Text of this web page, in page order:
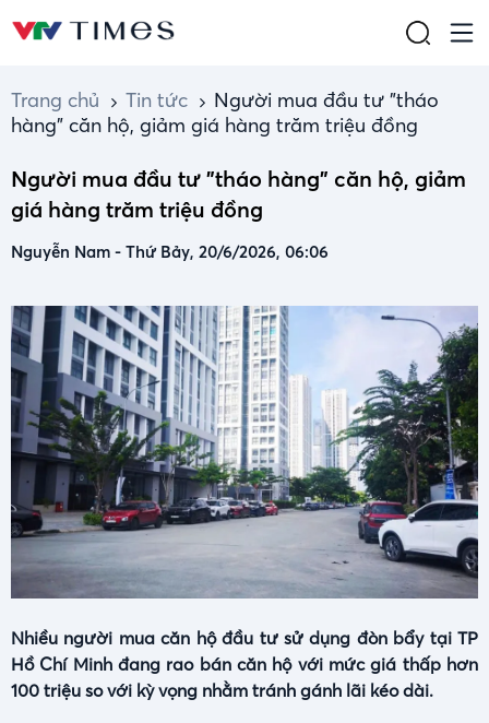
Trang chủ Tin tức
Người mua đầu tư "tháo
hàng" căn hộ, giảm giá hàng trăm triệu đồng
Người mua đầu tư "tháo hàng" căn hộ, giảm
giá hàng trăm triệu đồng
Nguyễn Nam - Thứ Bảy, 20/6/2026, 06:06
Nhiều người mua căn hộ đầu tư sử dụng đòn bẩy tại TP
Hồ Chí Minh đang rao bán căn hộ với mức giá thấp hơn
100 triệu so với kỳ vọng nhằm tránh gánh lãi kéo dài.